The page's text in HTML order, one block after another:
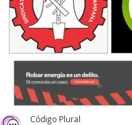
Código Plural